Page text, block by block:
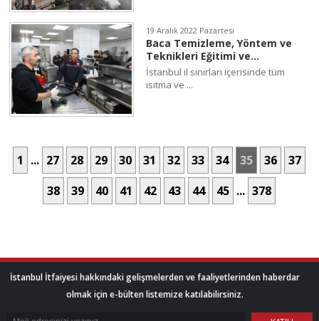
19 Aralık 2022 Pazartesi
Baca Temizleme, Yöntem ve
Teknikleri Eğitimi ve...
İstanbul il sınırları içerisinde tüm
ısıtma ve ...
1 ... 27 28 29 30 31 32 33 34 35 36
37
38
39 40 41 42 43 44 45 ... 378
İstanbul İtfaiyesi hakkındaki gelişmelerden ve faaliyetlerinden haberdar
olmak için e-bülten listemize katılabilirsiniz.